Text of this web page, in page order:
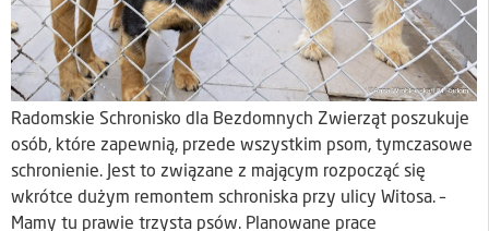
Radomskie Schronisko dla Bezdomnych Zwierząt poszukuje
osób, które zapewnią, przede wszystkim psom, tymczasowe
schronienie. Jest to związane z mającym rozpocząć się
wkrótce dużym remontem schroniska przy ulicy Witosa. –
Mamy tu prawie trzysta psów. Planowane prace